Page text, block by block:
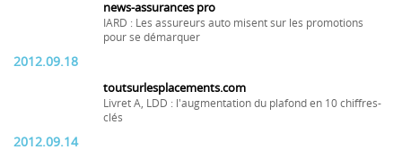
news-assurances pro
IARD : Les assureurs auto misent sur les promotions
pour se démarquer
2012.09.18
toutsurlesplacements.com
Livret A, LDD : l'augmentation du plafond en 10 chiffres-
clés
2012.09.14